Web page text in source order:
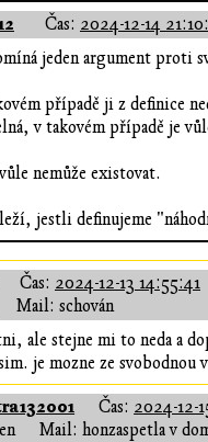
Čas: 2024-12-14
jeden argument proti
případě ji z definice
v takovém případě je
nemůže existovat.
jestli definujeme
Čas: 2024-12-13 14:55:41
Mail: schován
ale stejne mi to neda a
je mozne ze
Čas: 2024-12-
Mail: honzaspetla v